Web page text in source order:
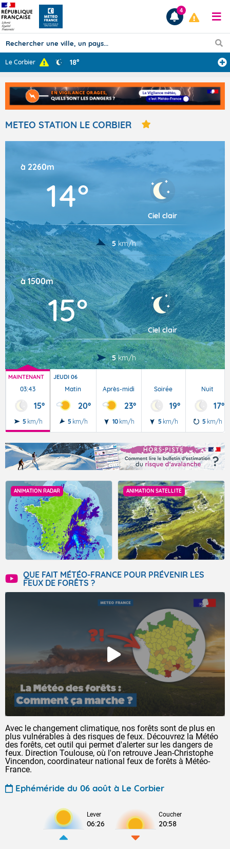
Prévisions
TOUS LES RÉSULTATS
Articles
4
Le Corbier 18°
METEO STATION LE CORBIER
à 2260m
14°
Ciel clair
5 km/h
à 1500m
15°
Ciel clair
5 km/h
MAINTENANT
03:43
15°
5 km/h
JEUDI 06
Matin
20°
5 km/h
Après-midi
23°
10 km/h
Soirée
19°
5 km/h
Nuit
17°
5 km/h
ANIMATION RADAR ANIMATION SATELLITE
QUE FAIT MÉTÉO-FRANCE POUR PRÉVENIR LES
FEUX DE FORÊTS ?
Avec le changement climatique, nos forêts sont de plus en
plus vulnérables à des risques de feux. Découvrez la Météo
des forêts, cet outil qui permet d'alerter sur les dangers de
feux. Direction Toulouse, où l'on retrouve Jean-Christophe
Vincendon, coordinateur national feux de forêts à Météo-
France.
Ephéméride du 06 août à Le Corbier
Lever
06:26
Coucher
20:58